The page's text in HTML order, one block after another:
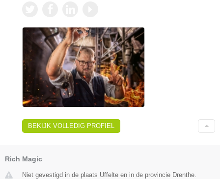
BEKIJK VOLLEDIG PROFIEL
Rich Magic
Niet gevestigd in de plaats Uffelte en in de provincie Drenthe.